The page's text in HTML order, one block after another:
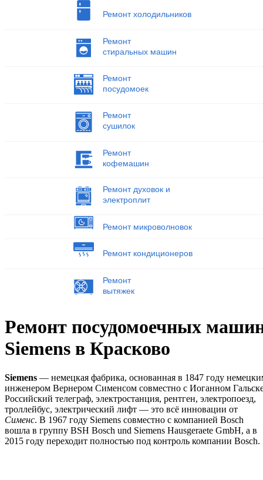
Ремонт холодильников
Ремонт
стиральных машин
Ремонт
посудомоек
Ремонт
сушилок
Ремонт
кофемашин
Ремонт духовок и
электроплит
Ремонт микроволновок
Ремонт кондиционеров
Ремонт
вытяжек
Ремонт посудомоечных
Siemens в Красково
Siemens — немецкая фабрика, основанная в 1847 году
инженером Вернером Сименсом совместно с Иоганном
Российский телеграф, электростанция, рентген, электропоезд,
троллейбус, электрический лифт — это всё инновации от
Сименс. В 1967 году Siemens совместно с компанией Bosch
вошла в группу BSH Bosch und Siemens Hausgeraete GmbH, а в
2015 году переходит полностью под контроль компании Bosch.